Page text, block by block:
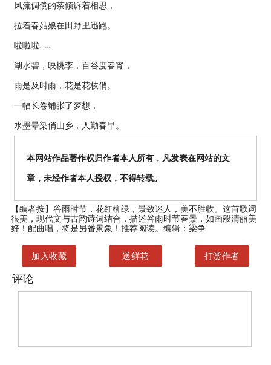
风流倜傥的茶倾诉着相思，
拉着春姑娘在田野里迅跑。
啦啦啦……
湖水碧，映桃李，百谷度春宵，
雨是及时雨，花是花枝俏。
一幅长卷铺张了梦想，
水墨晕染俏山乡，人勤春早。
本网站作品著作权归作者本人所有，凡发表在网站的文
章，未经作者本人授权，不得转载。
【编者按】 谷雨时节，花红柳绿，景致迷人，美不胜收。这首歌词
很美，现代文与古韵诗词结合，描述谷雨时节春景，如画般清丽美
好！配曲唱，将是另番景象！推荐阅读。编辑：梁争
加入收藏 送鲜花 打赏作者
评论